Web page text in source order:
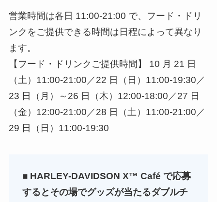
営業時間は各日 11:00-21:00 で、フード・ドリ
ンクをご提供できる時間は日程によって異なり
ます。
【フード・ドリンクご提供時間】 10 月 21 日
（土）11:00-21:00／22 日（日）11:00-19:30／
23 日（月）～26 日（木）12:00-18:00／27 日
（金）12:00-21:00／28 日（土）11:00-21:00／
29 日（日）11:00-19:30
■ HARLEY-DAVIDSON X™ Café で応募
するとその場でグッズが当たるダブルチ